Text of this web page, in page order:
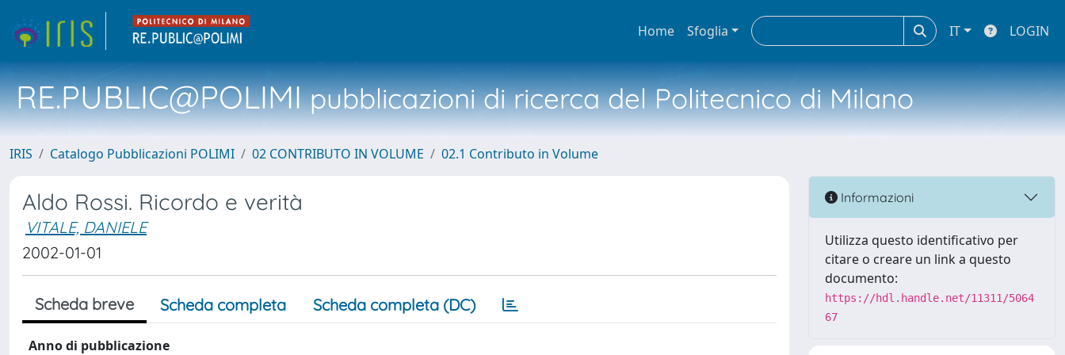
Home Sfoglia IT LOGIN
RE.PUBLIC@POLIMIpubblicazioni di ricerca del Politecnico di Milano
IRIS Catalogo Pubblicazioni POLIMI 02 CONTRIBUTO IN VOLUME 02.1 Contributo in Volume
Aldo Rossi. Ricordo e verità
VITALE, DANIELE
2002-01-01
Scheda breve Scheda completa Scheda completa (DC)
Anno di pubblicazione
Informazioni
Utilizza questo identificativo per
citare o creare un link a questo
documento:
https://hdl.handle.net/11311/5064
67